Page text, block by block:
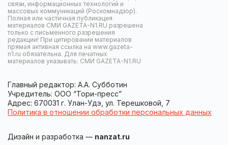
связи, информационных технологий и
массовых коммуникаций (Роскомнадзор).
Полная или частичная публикация
материалов СМИ GAZETA-N1.RU разрешена
только с письменного разрешения
редакции! При цитировании материалов
прямая активная ссылка на www.gazeta-
n1.ru обязательна. Для печатных
материалов указывать: СМИ GAZETA-N1.RU
Главный редактор: А.А. Субботин
Учредитель: ООО “Тори-пресс”
Адрес: 670031 г. Улан-Удэ, ул. Терешковой, 7
Политика в отношении обработки персональных данных
Дизайн и разработка — nanzat.ru